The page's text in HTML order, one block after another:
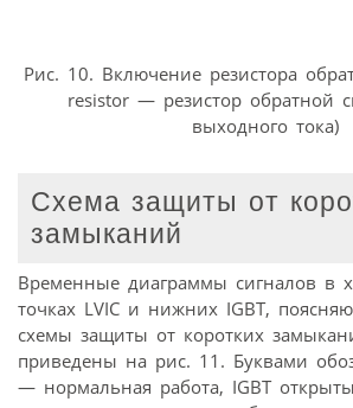
Рис. 10. Включение резистора
resistor — резистор обратной
выходного тока)
Схема защиты от
замыканий
Временные диаграммы сигналов в
точках LVIC и нижних IGBT,
схемы защиты от коротких
приведены на рис. 11. Буквами
— нормальная работа, IGBT